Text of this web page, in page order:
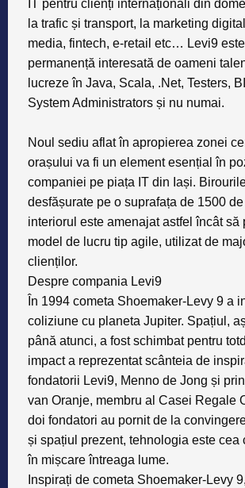
IT pentru clienți internaționali din
la trafic și transport, la marketing
media, fintech, e-retail etc… Levi9
permanență interesată de oameni
lucreze în Java, Scala, .Net, Testers,
System Administrators și nu numai.
Noul sediu aflat în apropierea zonei
orașului va fi un element esențial în
companiei pe piața IT din Iași.
desfășurate pe o suprafața de 1500
interiorul este amenajat astfel încât să
model de lucru tip agile, utilizat de
clienților.
Despre compania Levi9
În 1994 cometa Shoemaker-Levy 9 a
coliziune cu planeta Jupiter. Spațiul,
până atunci, a fost schimbat pentru
impact a reprezentat scânteia de
fondatorii Levi9, Menno de Jong și
van Oranje, membru al Casei Regale
doi fondatori au pornit de la
și spațiul prezent, tehnologia este cea
în mișcare întreaga lume.
Inspirați de cometa Shoemaker-Levy